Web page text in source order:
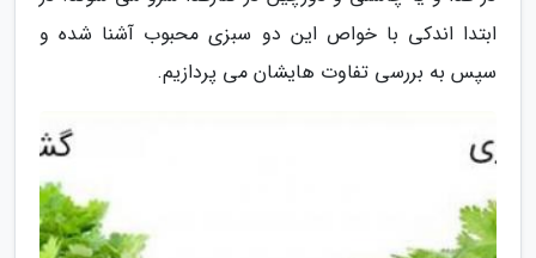
ابتدا اندکی با خواص این دو سبزی محبوب آشنا شده و
سپس به بررسی تفاوت هایشان می پردازیم.